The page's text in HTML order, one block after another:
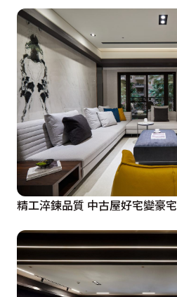
精工淬鍊品質 中古屋好宅變豪宅